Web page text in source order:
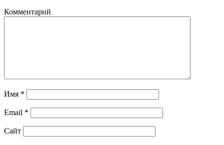
Комментарий
Имя *
Email *
Сайт